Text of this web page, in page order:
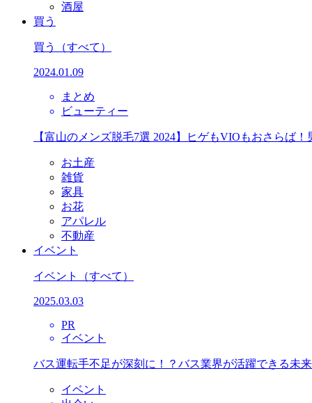
酒屋
買う
買う （すべて）
2024.01.09
まとめ
ビューティー
【富山のメンズ脱毛7選 2024】ヒゲもVIOもおさらば
お土産
雑貨
家具
お花
アパレル
不動産
イベント
イベント （すべて）
2025.03.03
PR
イベント
バス運転手不足が深刻に！？バス業界が活躍できる未
イベント